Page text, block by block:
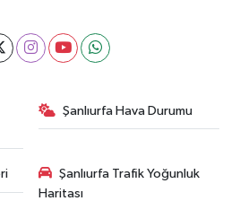
Şanlıurfa Hava Durumu
Şanlıurfa Trafik Yoğunluk
Haritası